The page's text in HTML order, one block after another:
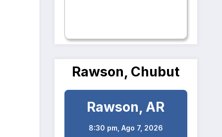
Rawson, Chubut
Rawson, AR
8:30 pm, Ago 7, 2026